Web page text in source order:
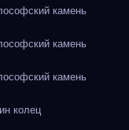
камень
камень
камень
колец